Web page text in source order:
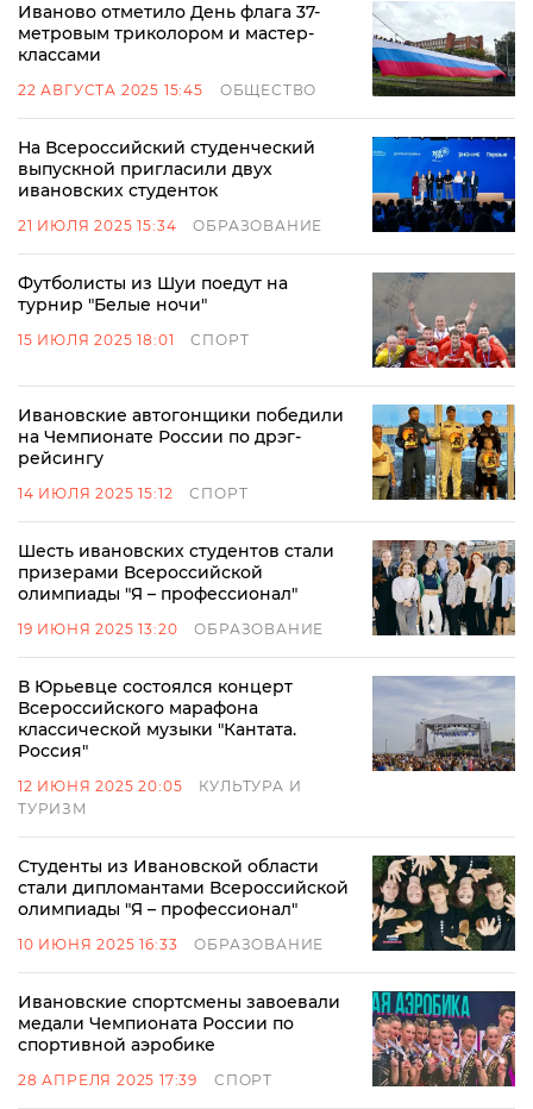
Иваново отметило День флага 37-
метровым триколором и мастер-
классами
22 АВГУСТА 2025 15:45 ОБЩЕСТВО
На Всероссийский студенческий
выпускной пригласили двух
ивановских студенток
21 ИЮЛЯ 2025 15:34 ОБРАЗОВАНИЕ
Футболисты из Шуи поедут на
турнир "Белые ночи"
15 ИЮЛЯ 2025 18:01 СПОРТ
Ивановские автогонщики победили
на Чемпионате России по дрэг-
рейсингу
14 ИЮЛЯ 2025 15:12 СПОРТ
Шесть ивановских студентов стали
призерами Всероссийской
олимпиады "Я – профессионал"
19 ИЮНЯ 2025 13:20 ОБРАЗОВАНИЕ
В Юрьевце состоялся концерт
Всероссийского марафона
классической музыки "Кантата.
Россия"
12 ИЮНЯ 2025 20:05
КУЛЬТУРА И
ТУРИЗМ
Студенты из Ивановской области
стали дипломантами Всероссийской
олимпиады "Я – профессионал"
10 ИЮНЯ 2025 16:33 ОБРАЗОВАНИЕ
Ивановские спортсмены завоевали
медали Чемпионата России по
спортивной аэробике
28 АПРЕЛЯ 2025 17:39 СПОРТ